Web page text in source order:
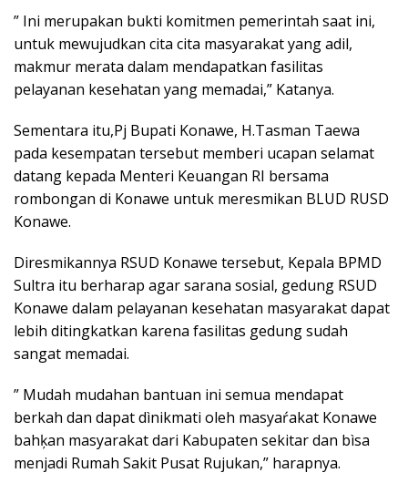
” Ini merupakan bukti komitmen pemerintah saat ini,
untuk mewujudkan cita cita masyarakat yang adil,
makmur merata dalam mendapatkan fasilitas
pelayanan kesehatan yang memadai,” Katanya.
Sementara itu,Pj Bupati Konawe, H.Tasman Taewa
pada kesempatan tersebut memberi ucapan selamat
datang kepada Menteri Keuangan RI bersama
rombongan di Konawe untuk meresmikan BLUD RUSD
Konawe.
Diresmikannya RSUD Konawe tersebut, Kepala BPMD
Sultra itu berharap agar sarana sosial, gedung RSUD
Konawe dalam pelayanan kesehatan masyarakat dapat
lebih ditingkatkan karena fasilitas gedung sudah
sangat memadai.
” Mudah mudahan bantuan ini semua mendapat
berkah dan dapat dìnikmati oleh masyaŕakat Konawe
bahķan masyarakat dari Kabupaten sekitar dan bìsa
menjadi Rumah Sakit Pusat Rujukan,” harapnya.